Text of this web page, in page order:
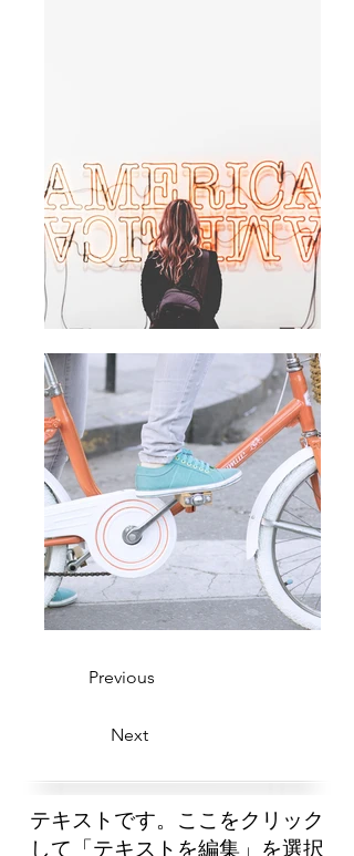
Previous
Next
テキストです。ここをクリック
して「テキストを編集」を選択